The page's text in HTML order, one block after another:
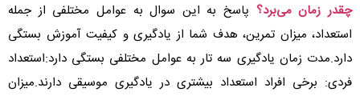
چقدر زمان می‌برد؟ پاسخ به این سوال به عوامل مختلفی از جمله
استعداد، میزان تمرین، هدف شما از یادگیری و کیفیت آموزش بستگی
دارد.مدت زمان یادگیری سه تار به عوامل مختلفی بستگی دارد:استعداد
فردی: برخی افراد استعداد بیشتری در یادگیری موسیقی دارند.میزان